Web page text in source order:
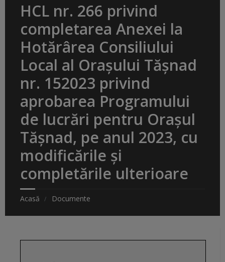
HCL nr. 266 privind
completarea Anexei la
Hotărârea Consiliului
Local al Orașului Tășnad
nr. 152023 privind
aprobarea Programului
de lucrări pentru Orașul
Tășnad, pe anul 2023, cu
modificările și
completările ulterioare
Acasă Documente